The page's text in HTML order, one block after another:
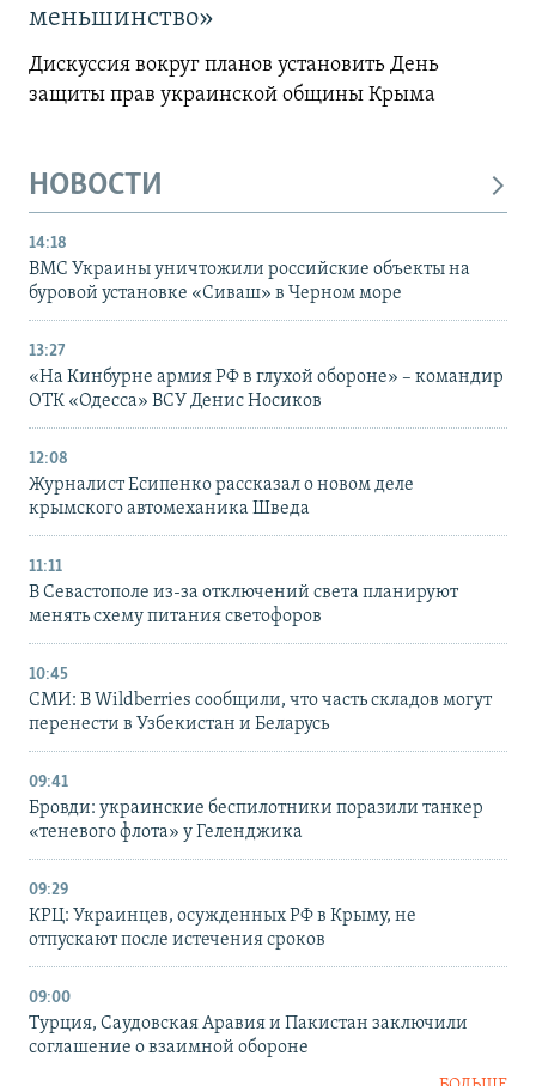
меньшинство»
Дискуссия вокруг планов установить День
защиты прав украинской общины Крыма
НОВОСТИ
14:18
ВМС Украины уничтожили российские объекты на
буровой установке «Сиваш» в Черном море
13:27
«На Кинбурне армия РФ в глухой обороне» – командир
ОТК «Одесса» ВСУ Денис Носиков
12:08
Журналист Есипенко рассказал о новом деле
крымского автомеханика Шведа
11:11
В Севастополе из-за отключений света планируют
менять схему питания светофоров
10:45
СМИ: В Wildberries сообщили, что часть складов могут
перенести в Узбекистан и Беларусь
09:41
Бровди: украинские беспилотники поразили танкер
«теневого флота» у Геленджика
09:29
КРЦ: Украинцев, осужденных РФ в Крыму, не
отпускают после истечения сроков
09:00
Турция, Саудовская Аравия и Пакистан заключили
соглашение о взаимной обороне